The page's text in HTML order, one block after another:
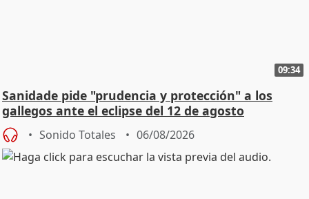
09:34
Sanidade pide "prudencia y protección" a los
gallegos ante el eclipse del 12 de agosto
Sonido Totales 06/08/2026